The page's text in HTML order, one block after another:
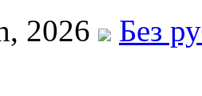
2026
Без